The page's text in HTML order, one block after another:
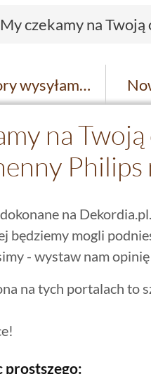
My czekamy na
Kartę do Sephory wysyłamy do...
na
Philips
na
będziemy mogli
- wystaw nam
na tych portalach to
prostszego: